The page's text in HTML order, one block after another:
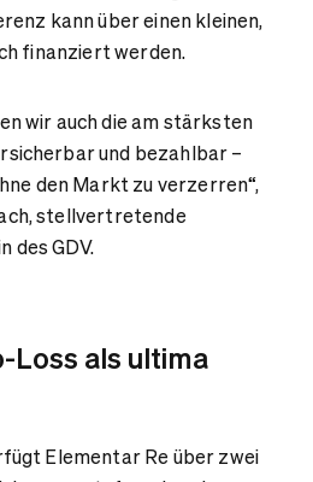
kann über einen kleinen,
finanziert werden.
wir auch die am stärksten
und bezahlbar –
den Markt zu verzerren“,
stellvertretende
des GDV.
Loss als ultima
Elementar Re über zwei